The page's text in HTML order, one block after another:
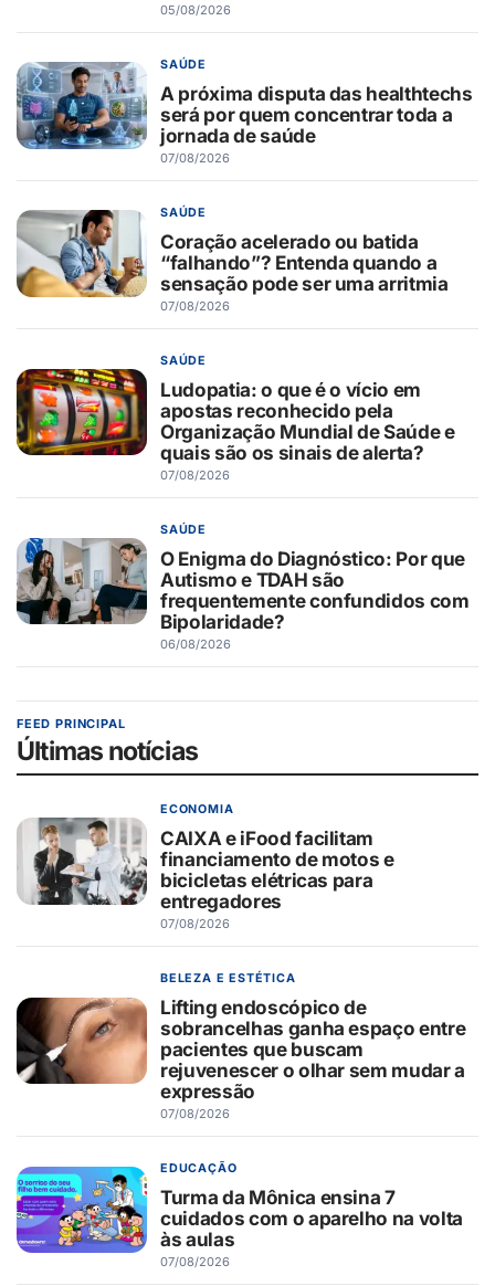
05/08/2026
SAÚDE
A próxima disputa das healthtechs
será por quem concentrar toda a
jornada de saúde
07/08/2026
SAÚDE
Coração acelerado ou batida
“falhando”? Entenda quando a
sensação pode ser uma arritmia
07/08/2026
SAÚDE
Ludopatia: o que é o vício em
apostas reconhecido pela
Organização Mundial de Saúde e
quais são os sinais de alerta?
07/08/2026
SAÚDE
O Enigma do Diagnóstico: Por que
Autismo e TDAH são
frequentemente confundidos com
Bipolaridade?
06/08/2026
FEED PRINCIPAL
Últimas notícias
ECONOMIA
CAIXA e iFood facilitam
financiamento de motos e
bicicletas elétricas para
entregadores
07/08/2026
BELEZA E ESTÉTICA
Lifting endoscópico de
sobrancelhas ganha espaço entre
pacientes que buscam
rejuvenescer o olhar sem mudar a
expressão
07/08/2026
EDUCAÇÃO
Turma da Mônica ensina 7
cuidados com o aparelho na volta
às aulas
07/08/2026